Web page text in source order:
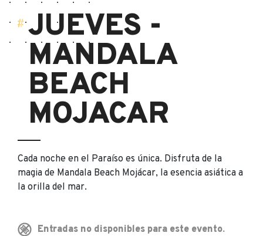
JUEVES -
MANDALA
BEACH
MOJACAR
Cada noche en el Paraíso es única. Disfruta de la
magia de Mandala Beach Mojácar, la esencia asiática a
la orilla del mar.
Entradas no disponibles para este evento.